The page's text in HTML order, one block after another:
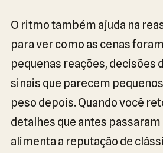
O ritmo também ajuda na
para ver como as cenas
pequenas reações, decisões
sinais que parecem
peso depois. Quando você
detalhes que antes
alimenta a reputação de